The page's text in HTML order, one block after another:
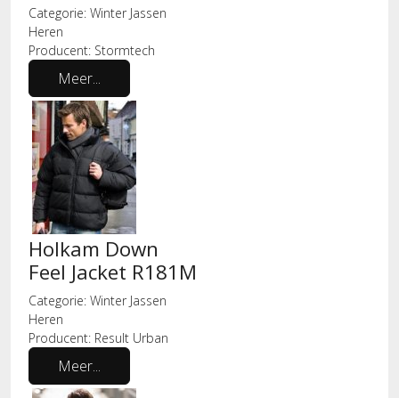
Categorie: Winter Jassen
Heren
Producent: Stormtech
Meer...
Holkam Down
Feel Jacket R181M
Categorie: Winter Jassen
Heren
Producent: Result Urban
Meer...